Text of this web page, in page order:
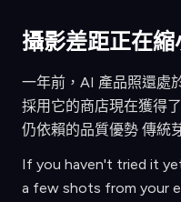
攝影差距正在縮
一年前，AI 產品照還處
採用它的商店現在獲得
仍依賴的品質優勢 傳統
If you haven't tried it
a few shots from your